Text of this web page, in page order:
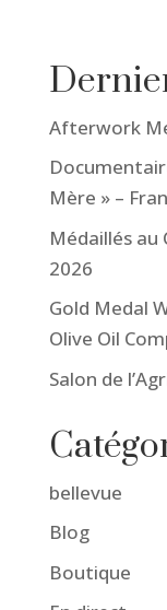
Afterwork
Mère » –
Médaillés au
2026
Gold Medal
Olive Oil
Salon de
bellevue
Blog
Boutique